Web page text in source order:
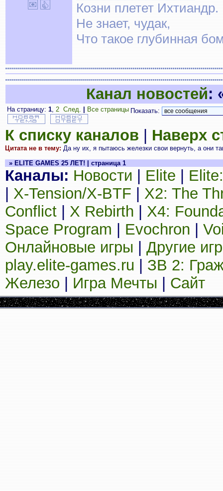
Козни плетет Ихтиандр.
Не знает, чудак,
Что такое глубинная
Канал новостей:
На страницу: 1, 2 След. Все страницы Показать:
К списку каналов Наверх
Цитата не в тему: Да ну их, я пытаюсь железки свои вернуть, а они
» ELITE GAMES 25 ЛЕТ! | страница 1
Каналы: Новости Elite
X-Tension/X-BTF
X2: The
Conflict
X Rebirth
X4:
Space Program
Evochron
Онлайновые игры
Другие
play.elite-games.ru
ЗВ 2:
Железо
Игра Мечты Сайт